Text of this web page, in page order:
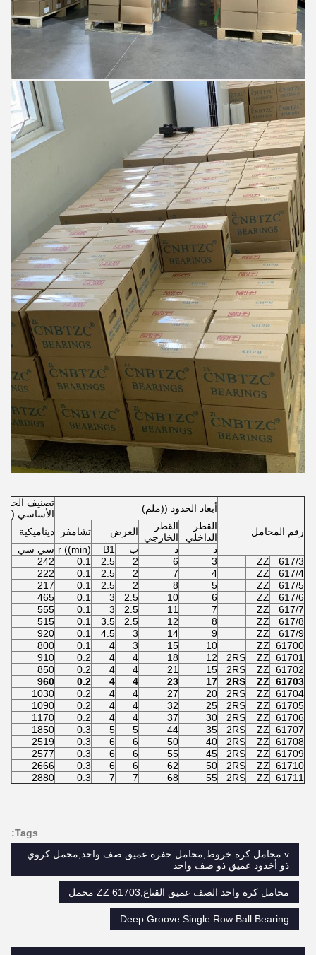
رقم المحامل
أبعاد الحدود ((ملم)
تصنيف
الأساسي ((N)
القطر
الداخلي
القطر
الخارجي
العرض تشامفر ديناميكية
د
د ب B1
r ((min) سي سي
617/3
ZZ
3
6
2
2.5
0.1
242
617/4
ZZ
4
7
2
2.5
0.1
222
617/5
ZZ
5
8
2
2.5
0.1
217
617/6
ZZ
6
10
2.5
3
0.1
465
617/7
ZZ
7
11
2.5
3
0.1
555
617/8
ZZ
8
12
2.5
3.5
0.1
515
617/9
ZZ
9
14
3
4.5
0.1
920
61700
ZZ
10
15
3
4
0.1
800
61701
ZZ
2RS
12
18
4
4
0.2
910
61702
ZZ
2RS
15
21
4
4
0.2
850
61703
ZZ
2RS
17
23
4
4
0.2
960
61704
ZZ
2RS
20
27
4
4
0.2
1030
61705
ZZ
2RS
25
32
4
4
0.2
1090
61706
ZZ
2RS
30
37
4
4
0.2
1170
61707
ZZ
2RS
35
44
5
5
0.3
1850
61708
ZZ
2RS
40
50
6
6
0.3
2519
61709
ZZ
2RS
45
55
6
6
0.3
2577
61710
ZZ
2RS
50
62
6
6
0.3
2666
61711
ZZ
2RS
55
68
7
7
0.3
2880
Tags:
v محامل كرة خروط,محامل حفرة عميق صف واحد,محمل كروي
ذو أخدود عميق ذو صف واحد
محامل كرة واحد الصف عميق القناع,61703 ZZ محمل
Deep Groove Single Row Ball Bearing